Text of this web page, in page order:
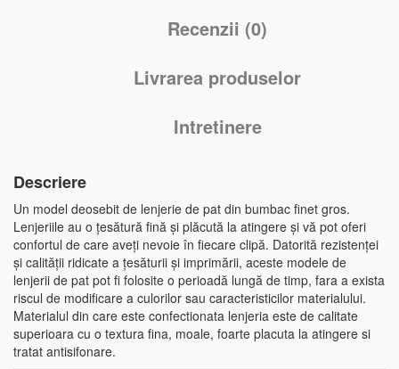
Recenzii (0)
Livrarea produselor
Intretinere
Descriere
Un model deosebit de lenjerie de pat din bumbac finet gros.
Lenjeriile au o țesătură fină și plăcută la atingere și vă pot oferi
confortul de care aveți nevoie în fiecare clipă. Datorită rezistenței
și calității ridicate a țesăturii și imprimării, aceste modele de
lenjerii de pat pot fi folosite o perioadă lungă de timp, fara a exista
riscul de modificare a culorilor sau caracteristicilor materialului.
Materialul din care este confectionata lenjeria este de calitate
superioara cu o textura fina, moale, foarte placuta la atingere si
tratat antisifonare.